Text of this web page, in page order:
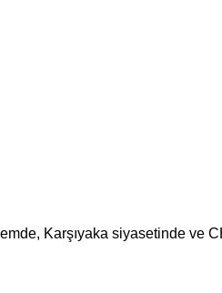
Karşıyaka siyasetinde ve